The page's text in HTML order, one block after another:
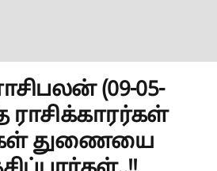
(09-05-
ராசிக்காரர்கள்
துணையை